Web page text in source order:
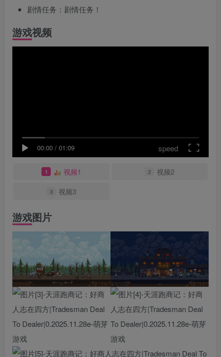
剧情任务：剧情任务！
游戏视频
00:00 / 01:09 speed
1 视频1 2 视频2
3 视频3
游戏图片